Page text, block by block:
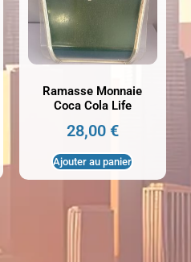
Ramasse Monnaie
Coca Cola Life
28,00 €
Ajouter au panier